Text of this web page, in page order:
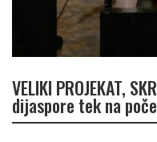
VELIKI PROJEKAT,
dijaspore tek na